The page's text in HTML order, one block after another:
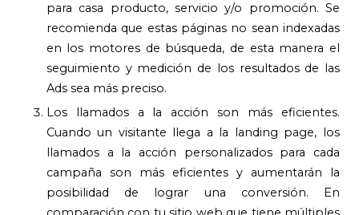
para casa producto, servicio y/o promoción. Se
recomienda que estas páginas no sean indexadas
en los motores de búsqueda, de esta manera el
seguimiento y medición de los resultados de las
Ads sea más preciso.
Los llamados a la acción son más eficientes.
Cuando un visitante llega a la landing page, los
llamados a la acción personalizados para cada
campaña son más eficientes y aumentarán la
posibilidad de lograr una conversión. En